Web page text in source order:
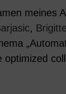
meines
,